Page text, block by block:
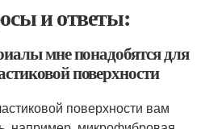
и ответы:
мне понадобятся для
поверхности
поверхности вам